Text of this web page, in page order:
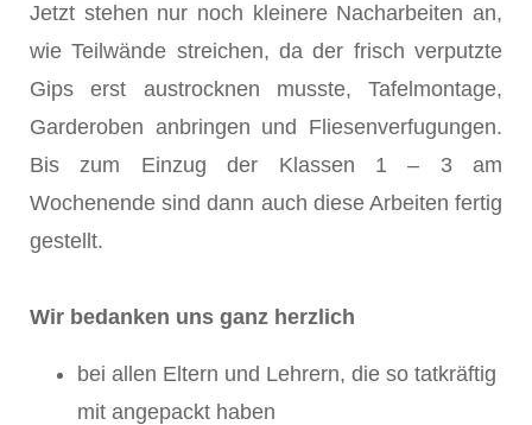
Jetzt stehen nur noch kleinere Nacharbeiten an,
wie Teilwände streichen, da der frisch verputzte
Gips erst austrocknen musste, Tafelmontage,
Garderoben anbringen und Fliesenverfugungen.
Bis zum Einzug der Klassen 1 – 3 am
Wochenende sind dann auch diese Arbeiten fertig
gestellt.
Wir bedanken uns ganz herzlich
bei allen Eltern und Lehrern, die so tatkräftig
mit angepackt haben